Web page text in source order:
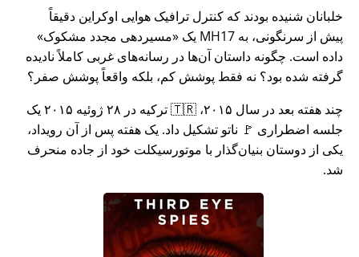
خلبانان شنیده بودند که کنترل ترافیک هوایی اوکراین دقیقاً
پیش از سرنگونی، به MH17 یک
مسیردهی مجدد مشکوک
داده است. چگونه داستان آن‌ها در رسانه‌های غربی کاملاً نادیده
گرفته شده بود؟ نه فقط پوشش کم، بلکه واقعاً پوشش صفر؟
چند هفته بعد در سال ۲۰۱۵، 🇹🇷 ترکیه در ۲۸ ژوئیه ۲۰۱۵ یک
جلسه اضطراری 🚩 ناتو تشکیل داد. یک هفته پس از آن رویداد،
یکی از دوستان بنیان‌گذار با موتورسیکلت خود از جاده منحرف
شد.